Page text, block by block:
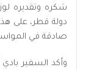
شكره وتقديره
دولة قطر، على
صادقة في
وأكد السفير